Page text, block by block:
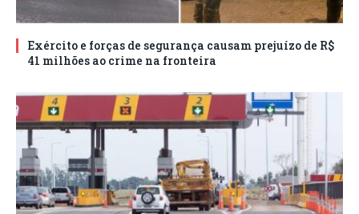
Exército e forças de segurança causam prejuízo de R$
41 milhões ao crime na fronteira